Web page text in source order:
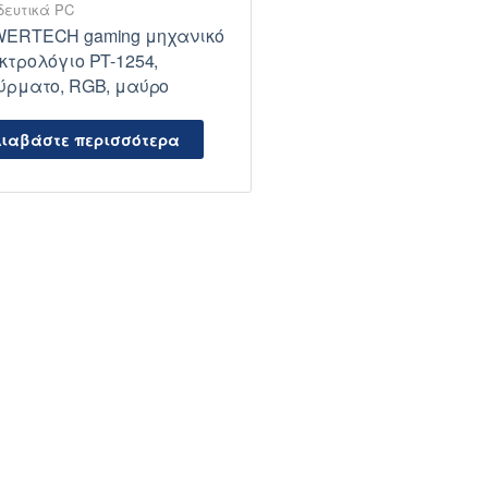
PC
gaming μηχανικό
PT-1254,
RGB, μαύρο
περισσότερα